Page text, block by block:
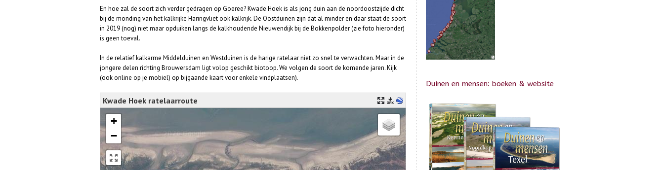
En hoe zal de soort zich verder gedragen op Goeree? Kwade Hoek is als jong duin aan de noordoostzijde dicht
bij de monding van het kalkrijke Haringvliet ook kalkrijk. De Oostduinen zijn dat al minder en daar staat de soort
in 2019 (nog) niet maar opduiken langs de kalkhoudende Nieuwendijk bij de Bokkenpolder (zie foto hieronder)
is geen toeval.
In de relatief kalkarme Middelduinen en Westduinen is de harige ratelaar niet zo snel te verwachten. Maar in de
jongere delen richting Brouwersdam ligt volop geschikt biotoop. We volgen de soort de komende jaren. Kijk
(ook online op je mobiel) op bijgaande kaart voor enkele vindplaatsen).
Kwade Hoek ratelaarroute
+
−
Duinen en mensen: boeken & website